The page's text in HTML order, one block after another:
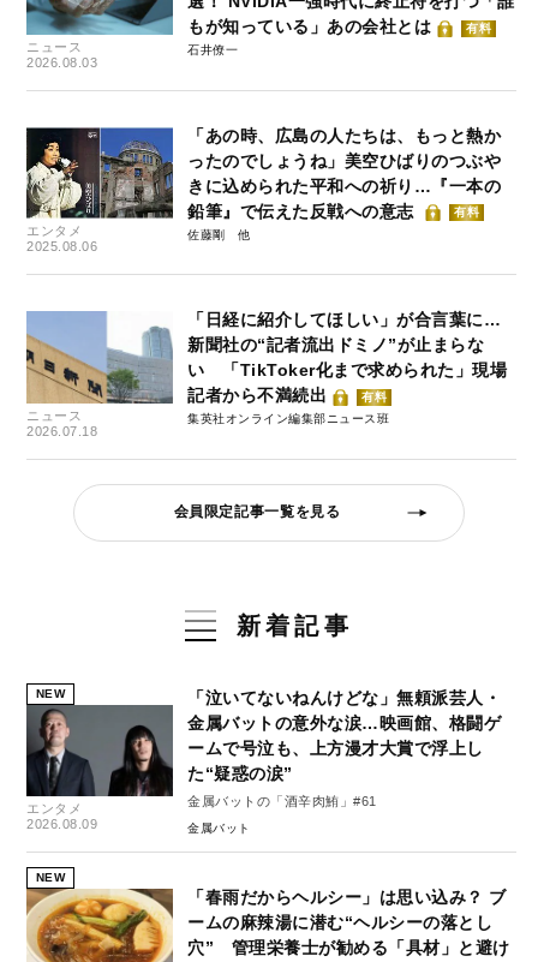
ニュース
2026.08.03
もが知っている」あの会社とは
有料
石井僚一
エンタメ
2025.08.06
「あの時、広島の人たちは、もっと熱か
ったのでしょうね」美空ひばりのつぶや
きに込められた平和への祈り…『一本の
鉛筆』で伝えた反戦への意志
有料
佐藤剛
ニュース
2026.07.18
「日経に紹介してほしい」が合言葉に…
新聞社の“記者流出ドミノ”が止まらな
い 「TikToker化まで求められた」現場
記者から不満続出
有料
集英社オンライン編集部ニュース班
会員限定記事一覧を見る
新着記事
NEW
エンタメ
2026.08.09
「泣いてないねんけどな」無頼派芸人・
金属バットの意外な涙…映画館、格闘ゲ
ームで号泣も、上方漫才大賞で浮上し
た“疑惑の涙”
金属バットの「酒辛肉鮪」#61
金属バット
NEW
「春雨だからヘルシー」は思い込み？ ブ
ームの麻辣湯に潜む“ヘルシーの落とし
穴” 管理栄養士が勧める「具材」と避け